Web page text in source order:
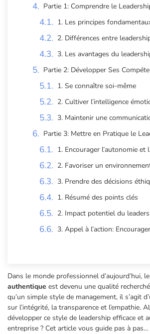
Partie 1: Comprendre le
1. Se connaître soi-même
2. Cultiver l’intelligence
1. Résumé des points clés
Dans le monde professionnel d’aujourd’hui, le
authentique est devenu une qualité
qu’un simple style de management, il s’agit
sur l’intégrité, la transparence et l’empathie.
développer ce style de leadership efficace et
entreprise ? Cet article vous guide pas à pas…